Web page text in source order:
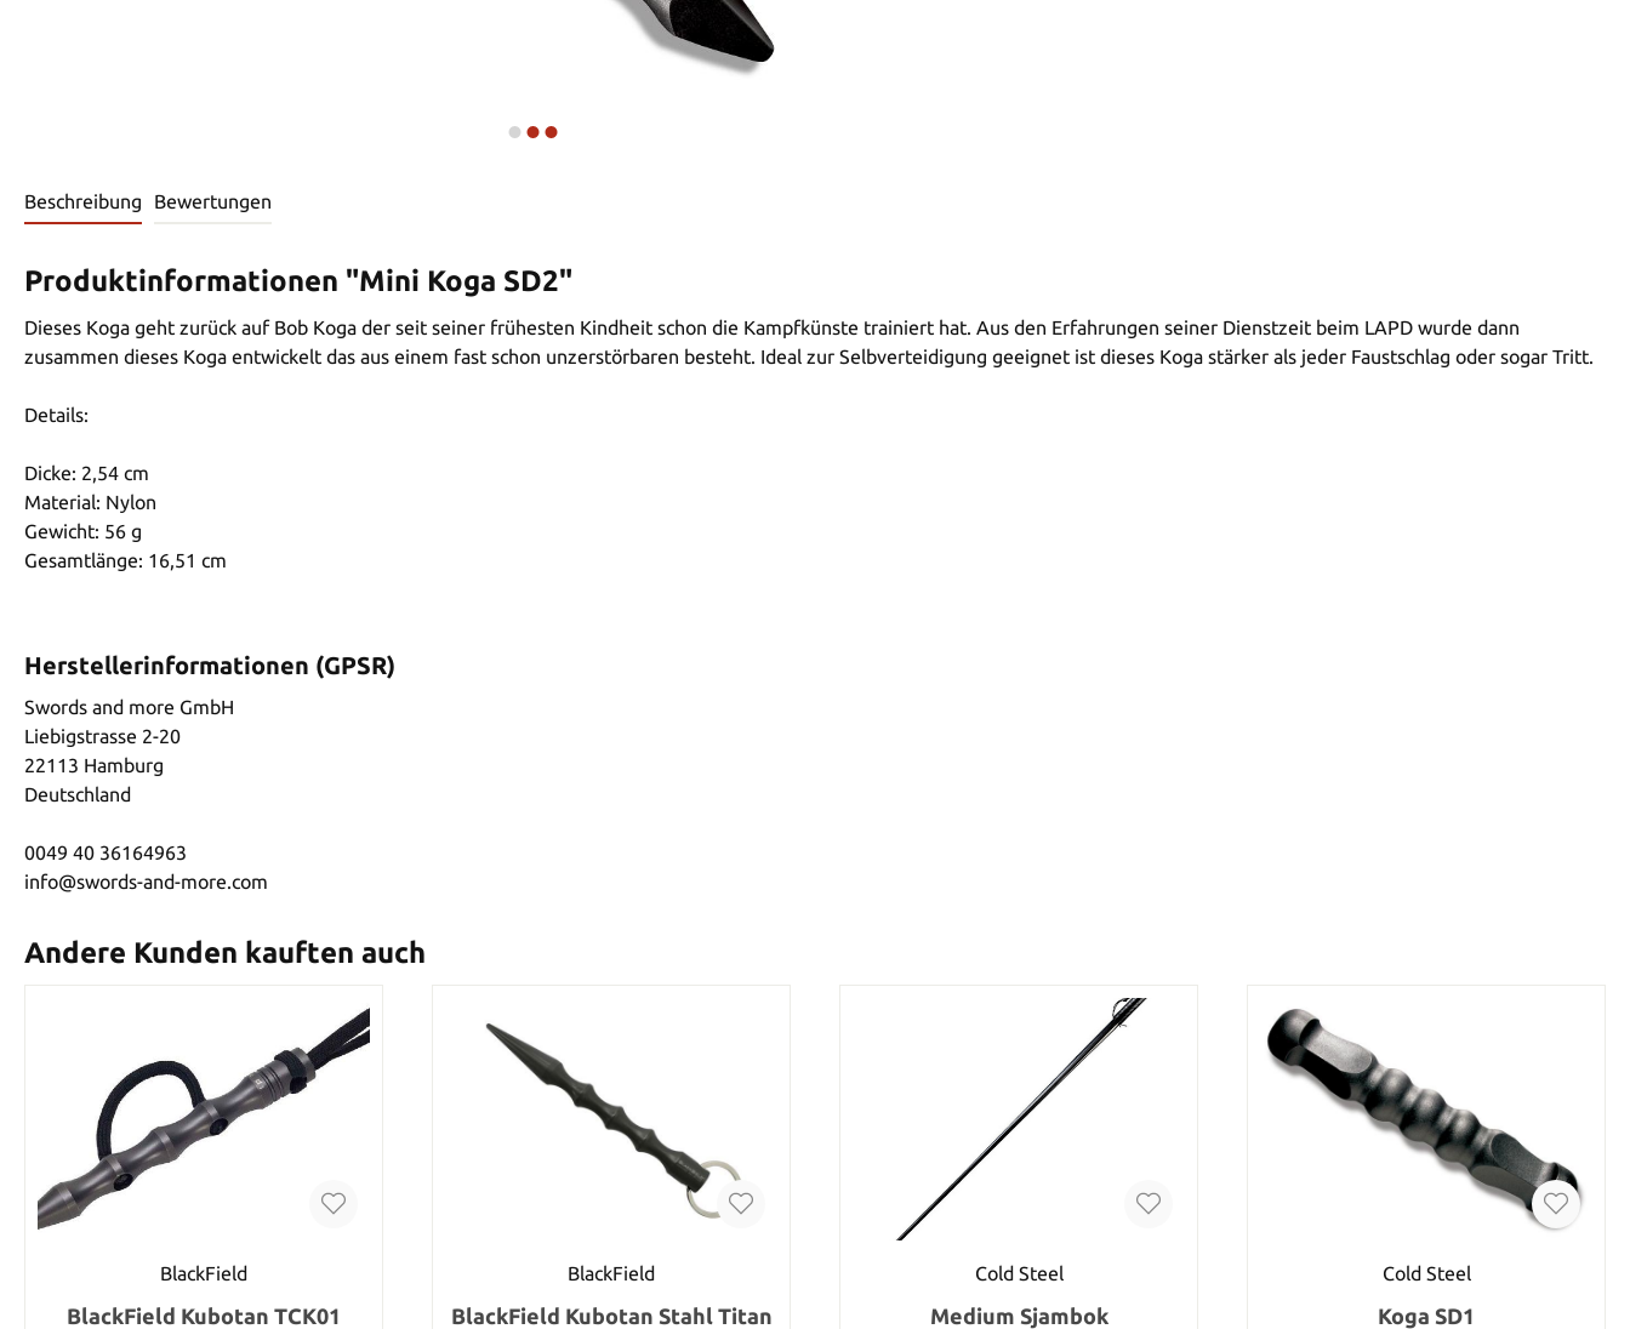
Beschreibung Bewertungen
Produktinformationen "Mini Koga SD2"
Dieses Koga geht zurück auf Bob Koga der seit seiner frühesten Kindheit schon die Kampfkünste trainiert hat. Aus den Erfahrungen seiner Dienstzeit beim LAPD wurde dann
zusammen dieses Koga entwickelt das aus einem fast schon unzerstörbaren besteht. Ideal zur Selbverteidigung geeignet ist dieses Koga stärker als jeder Faustschlag oder sogar Tritt.
Details:
Dicke: 2,54 cm
Material: Nylon
Gewicht: 56 g
Gesamtlänge: 16,51 cm
Herstellerinformationen (GPSR)
Swords and more GmbH
Liebigstrasse 2-20
22113 Hamburg
Deutschland
0049 40 36164963
info@swords-and-more.com
Andere Kunden kauften auch
BlackField
BlackField Kubotan TCK01
BlackField
BlackField Kubotan Stahl Titan
Cold Steel
Medium Sjambok
Cold Steel
Koga SD1